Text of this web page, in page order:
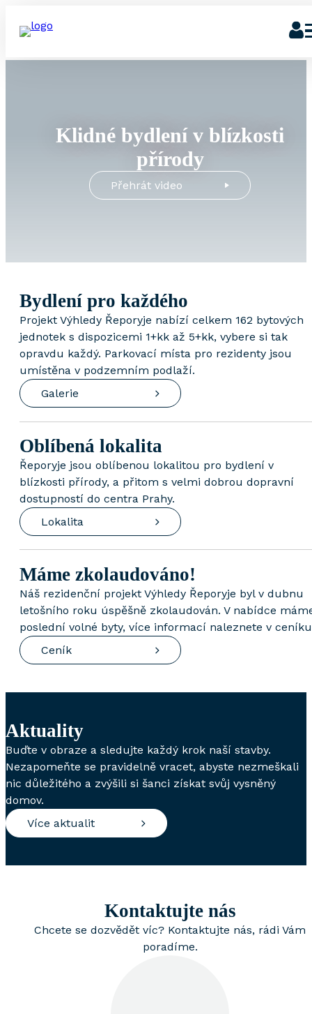
Klidné bydlení v blízkosti
přírody
Přehrát video
Bydlení pro každého
Projekt Výhledy Řeporyje nabízí celkem 162 bytových
jednotek s dispozicemi 1+kk až 5+kk, vybere si tak
opravdu každý. Parkovací místa pro rezidenty jsou
umístěna v podzemním podlaží.
Galerie
Oblíbená lokalita
Řeporyje jsou oblíbenou lokalitou pro bydlení v
blízkosti přírody, a přitom s velmi dobrou dopravní
dostupností do centra Prahy.
Lokalita
Máme zkolaudováno!
Náš rezidenční projekt Výhledy Řeporyje byl v dubnu
letošního roku úspěšně zkolaudován. V nabídce
poslední volné byty, více informací naleznete v
Ceník
Aktuality
Buďte v obraze a sledujte každý krok naší stavby.
Nezapomeňte se pravidelně vracet, abyste nezmeškali
nic důležitého a zvýšili si šanci získat svůj vysněný
domov.
Více aktualit
Kontaktujte nás
Chcete se dozvědět víc? Kontaktujte nás, rádi Vám
poradíme.